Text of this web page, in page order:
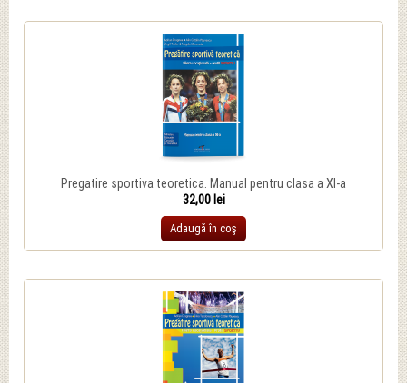
Pregatire sportiva teoretica. Manual pentru clasa a XI-a
32,00 lei
Adaugă în coş